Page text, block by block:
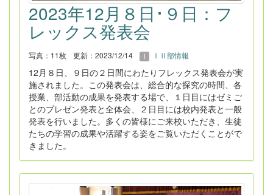
2023年12月８日･９日：フ
レックス発表会
写真：11枚 更新：2023/12/14 ⅠⅡ部情報
12月８日、９日の２日間にわたりフレックス発表会が実
施されました。この発表会は、総合的な探究の時間、各
授業、部活動の成果を発表する場で、１日目にはゼミご
とのプレゼン発表と全体会、２日目には校内発表と一般
発表を行いました。多くの皆様にご来校いただき、生徒
たちの学習の成果や活躍する姿をご覧いただくことがで
きました。